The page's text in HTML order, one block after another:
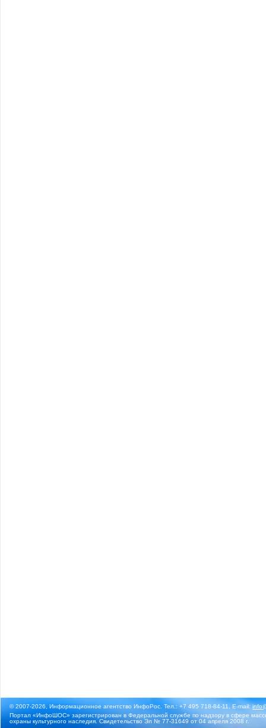
© 2007-2026, Информационное агентство ИнфоРос. Тел.: +7 495 718-84-11, E-mail:
Портал «ИнфоШОС» зарегистрирован в Федеральной службе по надзору в сфере
охраны культурного наследия. Свидетельство Эл № 77-31649 от 04 апреля 2008 г.